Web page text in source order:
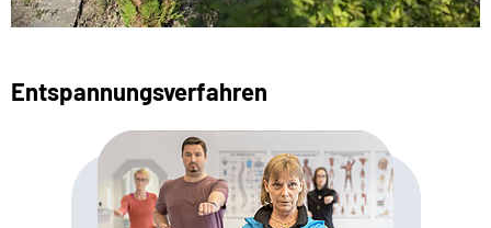
Entspannungsverfahren